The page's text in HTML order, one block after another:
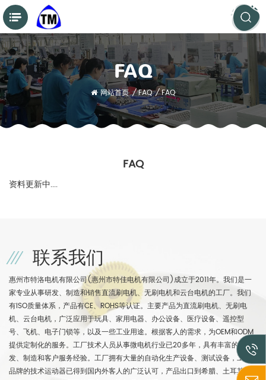
FAQ
网站首页 / FAQ / FAQ
FAQ
资料更新中....
联系我们
惠州市特洛电机有限公司(惠州市特佳电机有限公司)成立于2011年。我们是一
家专业从事研发、制造和销售直流刷电机、无刷电机和云台电机的工厂。我们
有ISO质量体系，产品有CE、ROHS等认证。主要产品为直流刷电机、无刷电
机、云台电机，广泛应用于玩具、家用电器、办公设备、医疗设备、遥控型
号、飞机、电子门锁等，以及一些工业用途。根据客人的需求，为OEM和ODM
提供定制化的服务。工厂技术人员从事微电机行业已20多年，具有丰富的研
发、制造和客户服务经验。工厂拥有大量的自动化生产设备、测试设备，工厂
品牌的技术运动器已得到国内外客人的广泛认可，产品出口到希腊、土耳其、